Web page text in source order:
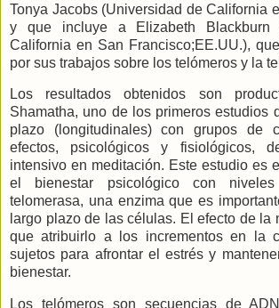
Tonya Jacobs (Universidad de California
y que incluye a Elizabeth Blackburn
California en San Francisco;EE.UU.),
por sus trabajos sobre los telómeros y la
Los resultados obtenidos son
Shamatha, uno de los primeros estudios
plazo (longitudinales) con grupos de
efectos, psicológicos y fisiológicos,
intensivo en meditación. Este estudio es
el bienestar psicológico con
telomerasa, una enzima que es
largo plazo de las células. El efecto de la
que atribuirlo a los incrementos en la
sujetos para afrontar el estrés y
bienestar.
Los telómeros son secuencias de